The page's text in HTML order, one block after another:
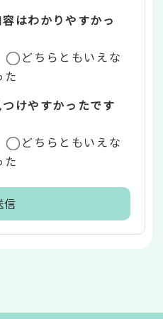
はわかりやすかっ
どちらともいえな
た
けやすかったです
どちらともいえな
た